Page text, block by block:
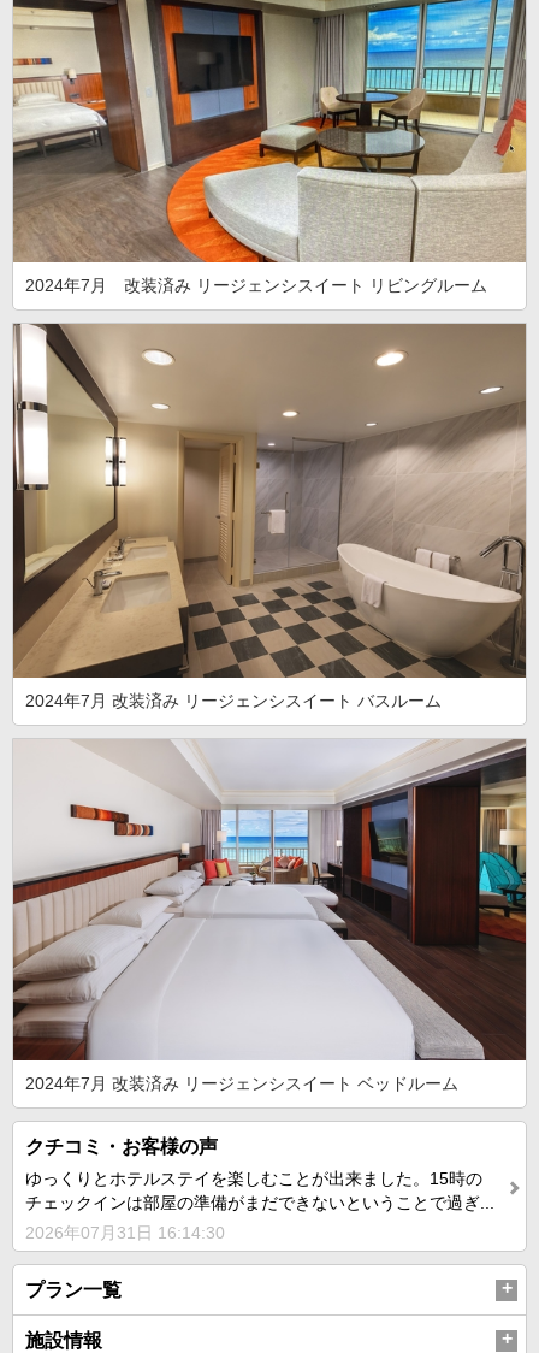
2024年7月 改装済み リージェンシスイート リビングルーム
2024年7月 改装済み リージェンシスイート バスルーム
2024年7月 改装済み リージェンシスイート ベッドルーム
クチコミ・お客様の声
ゆっくりとホテルステイを楽しむことが出来ました。15時の
チェックインは部屋の準備がまだできないということで過ぎ...
2026年07月31日 16:14:30
プラン一覧
施設情報